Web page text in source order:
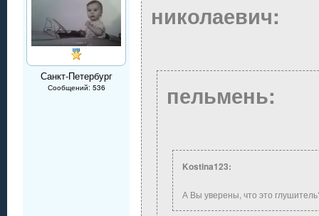
Санкт-Петербург
Сообщений: 536
николаевич:
пельмень:
Kostina123:
А Вы уверены, что это